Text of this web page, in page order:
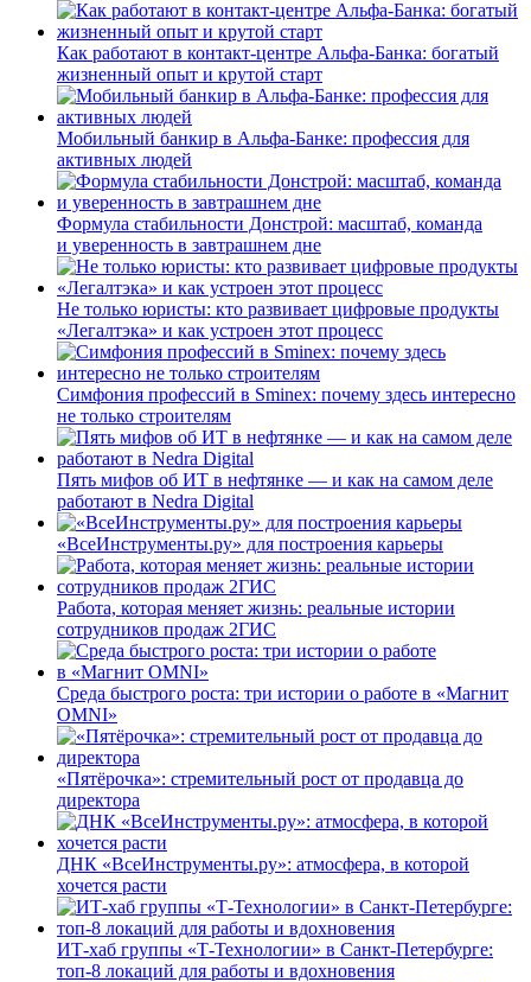
Как работают в контакт-центре Альфа-Банка: богатый
жизненный опыт и крутой старт
Мобильный банкир в Альфа-Банке: профессия для
активных людей
Формула стабильности Донстрой: масштаб, команда
и уверенность в завтрашнем дне
Не только юристы: кто развивает цифровые продукты
«Легалтэка» и как устроен этот процесс
Симфония профессий в Sminex: почему здесь интересно
не только строителям
Пять мифов об ИТ в нефтянке — и как на самом деле
работают в Nedra Digital
«ВсеИнструменты.ру» для построения карьеры
Работа, которая меняет жизнь: реальные истории
сотрудников продаж 2ГИС
Среда быстрого роста: три истории о работе в «Магнит
OMNI»
«Пятёрочка»: стремительный рост от продавца до
директора
ДНК «ВсеИнструменты.ру»: атмосфера, в которой
хочется расти
ИТ-хаб группы «Т-Технологии» в Санкт-Петербурге:
топ-8 локаций для работы и вдохновения